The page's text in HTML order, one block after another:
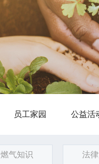
员工家园 公益活
燃气知识 法